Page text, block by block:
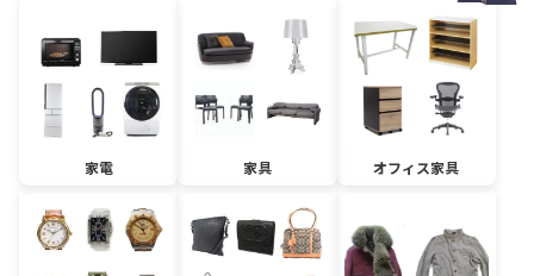
家電 家具 オフィス家具